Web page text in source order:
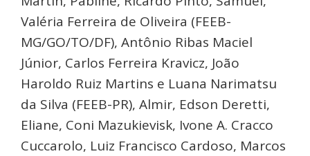
Valéria Ferreira de Oliveira (FEEB-
MG/GO/TO/DF), Antônio Ribas Maciel
Júnior, Carlos Ferreira Kravicz, João
Haroldo Ruiz Martins e Luana Narimatsu
da Silva (FEEB-PR), Almir, Edson Deretti,
Eliane, Coni Mazukievisk, Ivone A. Cracco
Cuccarolo, Luiz Francisco Cardoso, Marcos